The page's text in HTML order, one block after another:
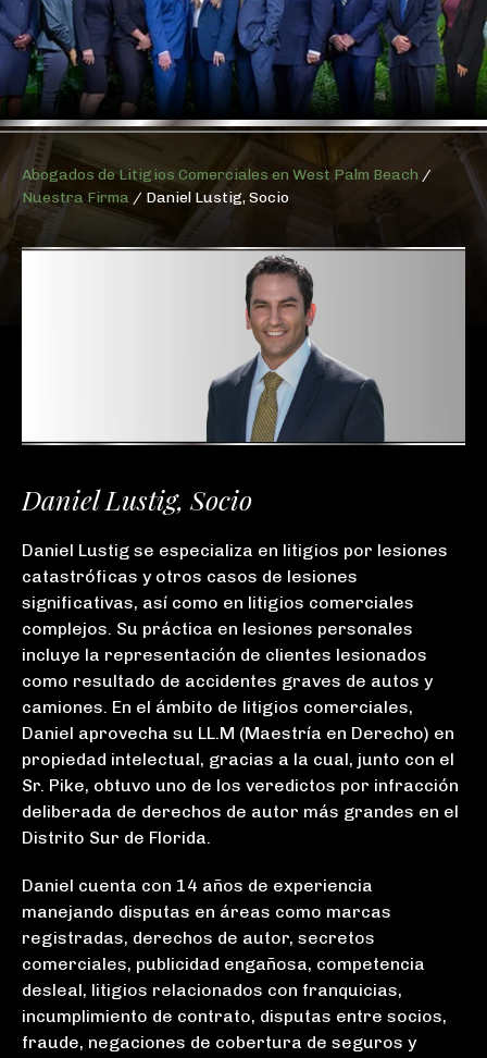
Abogados de Litigios Comerciales en West Palm Beach /
Nuestra Firma / Daniel Lustig, Socio
Daniel Lustig, Socio
Daniel Lustig se especializa en litigios por lesiones
catastróficas y otros casos de lesiones
significativas, así como en litigios comerciales
complejos. Su práctica en lesiones personales
incluye la representación de clientes lesionados
como resultado de accidentes graves de autos y
camiones. En el ámbito de litigios comerciales,
Daniel aprovecha su LL.M (Maestría en Derecho) en
propiedad intelectual, gracias a la cual, junto con el
Sr. Pike, obtuvo uno de los veredictos por infracción
deliberada de derechos de autor más grandes en el
Distrito Sur de Florida.
Daniel cuenta con 14 años de experiencia
manejando disputas en áreas como marcas
registradas, derechos de autor, secretos
comerciales, publicidad engañosa, competencia
desleal, litigios relacionados con franquicias,
incumplimiento de contrato, disputas entre socios,
fraude, negaciones de cobertura de seguros y